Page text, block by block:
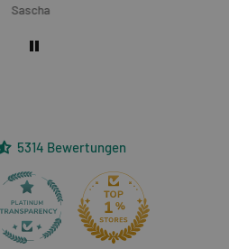
Sascha
5314 Bewertungen